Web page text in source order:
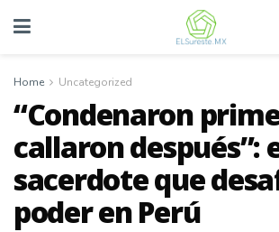
Home Uncategorized
“Condenaron
callaron después”:
sacerdote que
poder en Perú